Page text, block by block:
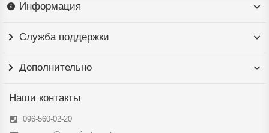
Информация
Служба поддержки
Дополнительно
Наши контакты
096-560-02-20